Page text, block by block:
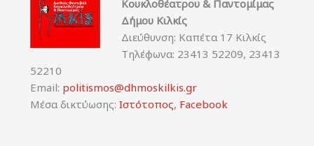
Κουκλοθέατρου & Παντομίμας
Δήμου Κιλκίς
Διεύθυνση: Καπέτα 17 Κιλκίς
Τηλέφωνα: 23413 52209, 23413
52210
Email: politismos@dhmoskilkis.gr
Μέσα δικτύωσης: Ιστότοπος, Facebook